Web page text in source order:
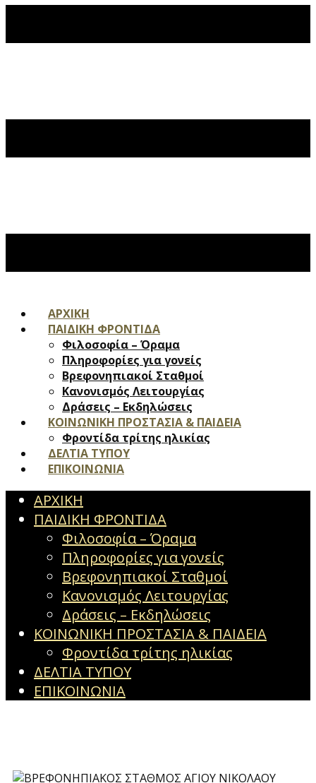
ΑΡΧΙΚΗ
ΠΑΙΔΙΚΗ ΦΡΟΝΤΙΔΑ
Φιλοσοφία – Όραμα
Πληροφορίες για γονείς
Βρεφονηπιακοί Σταθμοί
Κανονισμός Λειτουργίας
Δράσεις – Εκδηλώσεις
ΚΟΙΝΩΝΙΚΗ ΠΡΟΣΤΑΣΙΑ & ΠΑΙΔΕΙΑ
Φροντίδα τρίτης ηλικίας
ΔΕΛΤΙΑ ΤΥΠΟΥ
ΕΠΙΚΟΙΝΩΝΙΑ
ΑΡΧΙΚΗ
ΠΑΙΔΙΚΗ ΦΡΟΝΤΙΔΑ
Φιλοσοφία – Όραμα
Πληροφορίες για γονείς
Βρεφονηπιακοί Σταθμοί
Κανονισμός Λειτουργίας
Δράσεις – Εκδηλώσεις
ΚΟΙΝΩΝΙΚΗ ΠΡΟΣΤΑΣΙΑ & ΠΑΙΔΕΙΑ
Φροντίδα τρίτης ηλικίας
ΔΕΛΤΙΑ ΤΥΠΟΥ
ΕΠΙΚΟΙΝΩΝΙΑ